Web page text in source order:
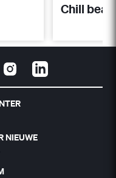
Chill
NIEUWE